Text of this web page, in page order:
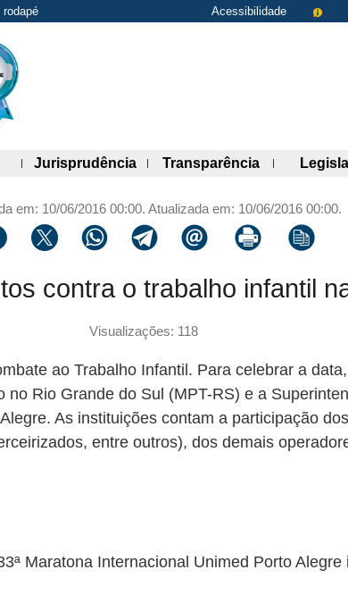
rodapé Acessibilidade
painel de links)
Jurisprudência(abre painel de links)
Transparência (abre painel
em: 10/06/2016 00:00. Atualizada em: 10/06/2016 00:00.
via facebook
Compartilhar via twitter
Compartilhar via whatsapp
Compartilhar via telegram
Compartilhar via email
Imprimir a página
Copiar
contra o trabalho infantil
Visualizações: 118
ao Trabalho Infantil. Para celebrar a
Rio Grande do Sul (MPT-RS) e a
As instituições contam a participação
entre outros), dos demais
Maratona Internacional Unimed Porto